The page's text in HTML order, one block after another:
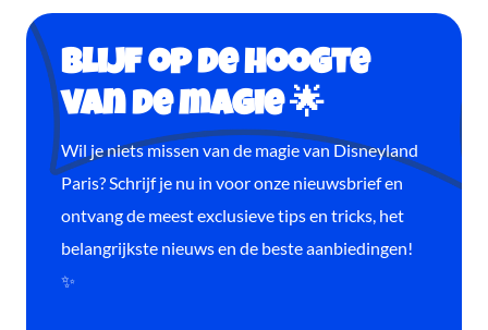
Blijf op de hoogte
van de magie 🌟
Wil je niets missen van de magie van Disneyland
Paris? Schrijf je nu in voor onze nieuwsbrief en
ontvang de meest exclusieve tips en tricks, het
belangrijkste nieuws en de beste aanbiedingen!
✨